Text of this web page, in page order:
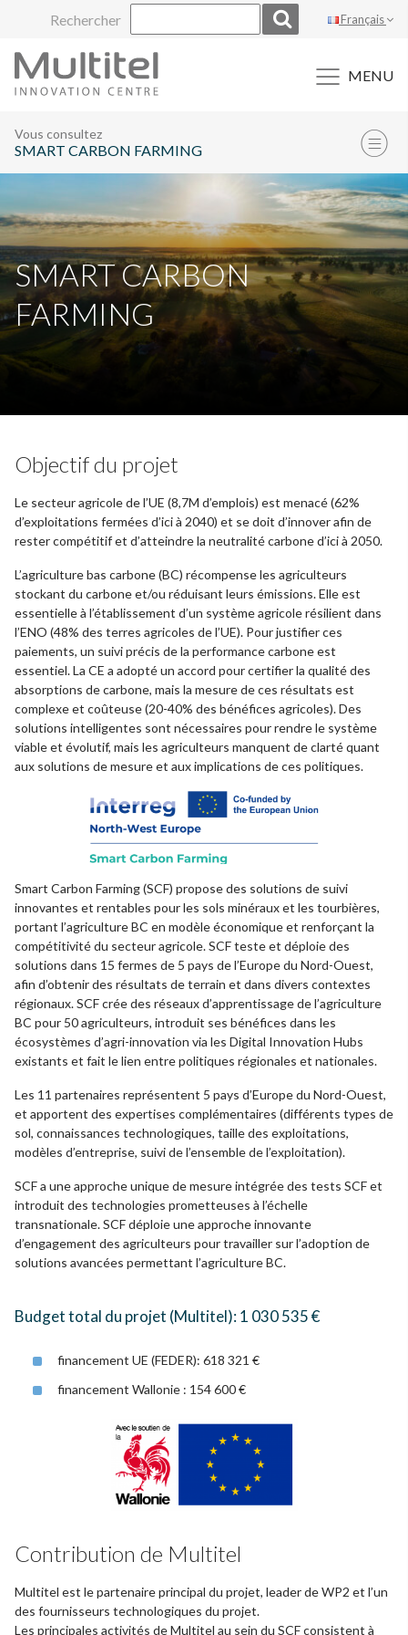
Rechercher Français
MENU
Vous consultez
SMART CARBON FARMING
SMART CARBON
FARMING
Objectif du projet
Le secteur agricole de l’UE (8,7M d’emplois) est menacé (62%
d’exploitations fermées d’ici à 2040) et se doit d’innover afin de
rester compétitif et d’atteindre la neutralité carbone d’ici à 2050.
L’agriculture bas carbone (BC) récompense les agriculteurs
stockant du carbone et/ou réduisant leurs émissions. Elle est
essentielle à l’établissement d’un système agricole résilient dans
l’ENO (48% des terres agricoles de l’UE). Pour justifier ces
paiements, un suivi précis de la performance carbone est
essentiel. La CE a adopté un accord pour certifier la qualité des
absorptions de carbone, mais la mesure de ces résultats est
complexe et coûteuse (20-40% des bénéfices agricoles). Des
solutions intelligentes sont nécessaires pour rendre le système
viable et évolutif, mais les agriculteurs manquent de clarté quant
aux solutions de mesure et aux implications de ces politiques.
Smart Carbon Farming (SCF) propose des solutions de suivi
innovantes et rentables pour les sols minéraux et les tourbières,
portant l’agriculture BC en modèle économique et renforçant la
compétitivité du secteur agricole. SCF teste et déploie des
solutions dans 15 fermes de 5 pays de l’Europe du Nord-Ouest,
afin d’obtenir des résultats de terrain et dans divers contextes
régionaux. SCF crée des réseaux d’apprentissage de l’agriculture
BC pour 50 agriculteurs, introduit ses bénéfices dans les
écosystèmes d’agri-innovation via les Digital Innovation Hubs
existants et fait le lien entre politiques régionales et nationales.
Les 11 partenaires représentent 5 pays d’Europe du Nord-Ouest,
et apportent des expertises complémentaires (différents types de
sol, connaissances technologiques, taille des exploitations,
modèles d’entreprise, suivi de l’ensemble de l’exploitation).
SCF a une approche unique de mesure intégrée des tests SCF et
introduit des technologies prometteuses à l’échelle
transnationale. SCF déploie une approche innovante
d’engagement des agriculteurs pour travailler sur l’adoption de
solutions avancées permettant l’agriculture BC.
Budget total du projet (Multitel): 1 030 535 €
financement UE (FEDER): 618 321 €
financement Wallonie : 154 600 €
Contribution de Multitel
Multitel est le partenaire principal du projet, leader de WP2 et l’un
des fournisseurs technologiques du projet.
Les principales activités de Multitel au sein du SCF consistent à